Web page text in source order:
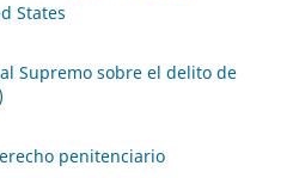
States
Supremo sobre el delito de
penitenciario